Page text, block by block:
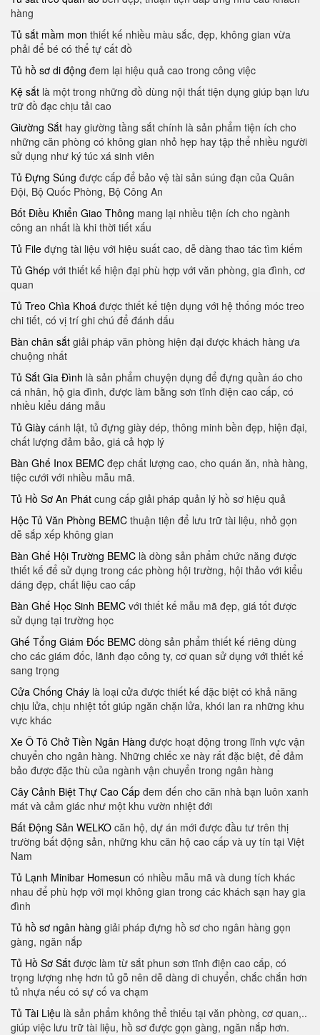
hàng
Tủ sắt mầm mon thiết kế nhiều màu sắc, đẹp, không gian vừa
phải để bé có thể tự cất đồ
Tủ hồ sơ di động đem lại hiệu quả cao trong công việc
Kệ sắt là một trong những đồ dùng nội thất tiện dụng giúp bạn lưu
trữ đồ đạc chịu tải cao
Giường Sắt hay giường tầng sắt chính là sản phẩm tiện ích cho
những căn phòng có không gian nhỏ hẹp hay tập thể nhiều người
sử dụng như ký túc xá sinh viên
Tủ Đựng Súng được cấp để bảo vệ tài sản súng đạn của Quân
Đội, Bộ Quốc Phòng, Bộ Công An
Bốt Điều Khiển Giao Thông mang lại nhiều tiện ích cho ngành
công an nhất là khi thời tiết xấu
Tủ File đựng tài liệu với hiệu suất cao, dễ dàng thao tác tìm kiếm
Tủ Ghép với thiết kế hiện đại phù hợp với văn phòng, gia đình, cơ
quan
Tủ Treo Chìa Khoá được thiết kế tiện dụng với hệ thống móc treo
chi tiết, có vị trí ghi chú để đánh dấu
Bàn chân sắt giải pháp văn phòng hiện đại được khách hàng ưa
chuộng nhất
Tủ Sắt Gia Đình là sản phẩm chuyện dụng để đựng quần áo cho
cá nhân, hộ gia đình, được làm bằng sơn tĩnh điện cao cấp, có
nhiều kiểu dáng mẫu
Tủ Giày cánh lật, tủ đựng giày dép, thông minh bền đẹp, hiện đại,
chất lượng đảm bảo, giá cả hợp lý
Bàn Ghế Inox BEMC đẹp chất lượng cao, cho quán ăn, nhà hàng,
tiệc cưới với nhiều mẫu mã.
Tủ Hồ Sơ An Phát cung cấp giải pháp quản lý hồ sơ hiệu quả
Hộc Tủ Văn Phòng BEMC thuận tiện để lưu trữ tài liệu, nhỏ gọn
dễ sắp xếp không gian
Bàn Ghế Hội Trường BEMC là dòng sản phẩm chức năng được
thiết kế để sử dụng trong các phòng hội trường, hội thảo với kiểu
dáng đẹp, chất liệu cao cấp
Bàn Ghế Học Sinh BEMC với thiết kế mẫu mã đẹp, giá tốt được
sử dụng tại trường học
Ghế Tổng Giám Đốc BEMC dòng sản phẩm thiết kế riêng dùng
cho các giám đốc, lãnh đạo công ty, cơ quan sử dụng với thiết kế
sang trọng
Cửa Chống Cháy là loại cửa được thiết kế đặc biệt có khả năng
chịu lửa, chịu nhiệt tốt giúp ngăn chặn lửa, khói lan ra những khu
vực khác
Xe Ô Tô Chở Tiền Ngân Hàng được hoạt động trong lĩnh vực vận
chuyển cho ngân hàng. Những chiếc xe này rất đặc biệt, để đảm
bảo được đặc thù của ngành vận chuyển trong ngân hàng
Cây Cảnh Biệt Thự Cao Cấp đem đến cho căn nhà bạn luôn xanh
mát và cảm giác như một khu vườn nhiệt đới
Bất Động Sản WELKO căn hộ, dự án mới được đầu tư trên thị
trường bất động sản, những khu căn hộ cao cấp và uy tín tại Việt
Nam
Tủ Lạnh Minibar Homesun có nhiều mẫu mã và dung tích khác
nhau để phù hợp với mọi không gian trong các khách sạn hay gia
đình
Tủ hồ sơ ngân hàng giải pháp đựng hồ sơ cho ngân hàng gọn
gàng, ngăn nắp
Tủ Hồ Sơ Sắt được làm từ sắt phun sơn tĩnh điện cao cấp, có
trọng lượng nhẹ hơn tủ gỗ nên dễ dàng di chuyển, chắc chắn hơn
tủ nhựa nếu có sự cố va chạm
Tủ Tài Liệu là sản phẩm không thể thiếu tại văn phòng, cơ quan,..
giúp việc lưu trữ tài liệu, hồ sơ được gọn gàng, ngăn nắp hơn.